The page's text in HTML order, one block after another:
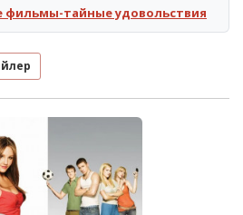
фильмы-тайные удовольствия